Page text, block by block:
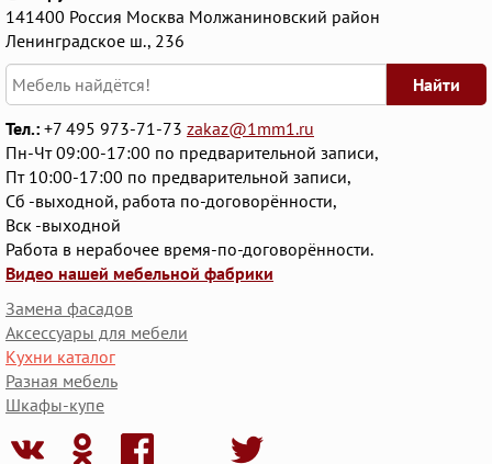
141400 Россия Москва Молжаниновский район
Ленинградское ш., 236
Найти
Тел.: +7 495 973-71-73 zakaz@1mm1.ru
Пн-Чт 09:00-17:00 по предварительной записи,
Пт 10:00-17:00 по предварительной записи,
Сб -выходной, работа по-договорённости,
Вск -выходной
Работа в нерабочее время-по-договорённости.
Видео нашей мебельной фабрики
Замена фасадов
Аксессуары для мебели
Кухни каталог
Разная мебель
Шкафы-купе